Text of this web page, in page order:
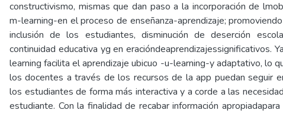
constructivismo, mismas que dan paso a la incorporación de
m-learning-en el proceso de enseñanza-aprendizaje;
inclusión de los estudiantes, disminución de deserción
continuidad educativa yg en eracióndeaprendizajessignificativos.
learning facilita el aprendizaje ubicuo -u-learning-y adaptativo, lo
los docentes a través de los recursos de la app puedan seguir
los estudiantes de forma más interactiva y a corde a las
estudiante. Con la finalidad de recabar información